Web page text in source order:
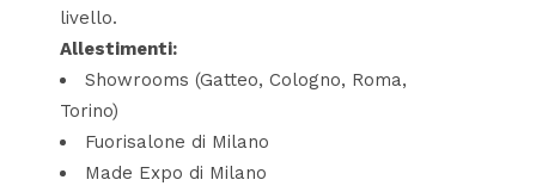
livello.
Allestimenti:
Showrooms (Gatteo, Cologno, Roma,
Torino)
Fuorisalone di Milano
Made Expo di Milano